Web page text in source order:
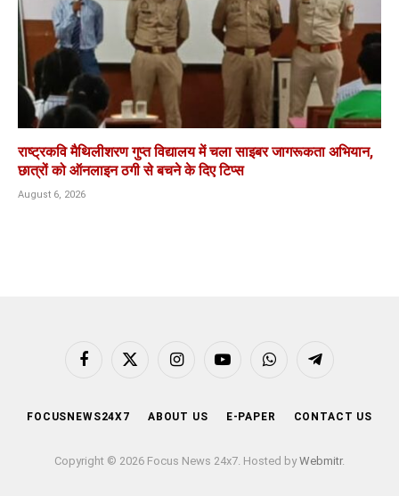
राष्ट्रकवि मैथिलीशरण गुप्त विद्यालय में चला साइबर जागरूकता अभियान,
छात्रों को ऑनलाइन ठगी से बचने के दिए टिप्स
August 6, 2026
Facebook
X
InstagramYouTubeWhatsAppTelegram
FOCUSNEWS24X7 ABOUT US E-PAPER CONTACT US
Copyright © 2026 Focus News 24x7. Hosted byWebmitr.